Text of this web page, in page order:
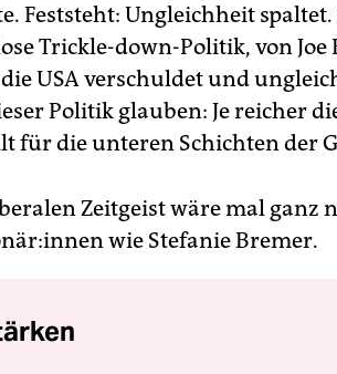
Feststeht: Ungleichheit
Trickle-down-Politik, von Joe
USA verschuldet und
Politik glauben: Je reicher
für die unteren Schichten der
Zeitgeist wäre mal ganz
wie Stefanie Bremer.